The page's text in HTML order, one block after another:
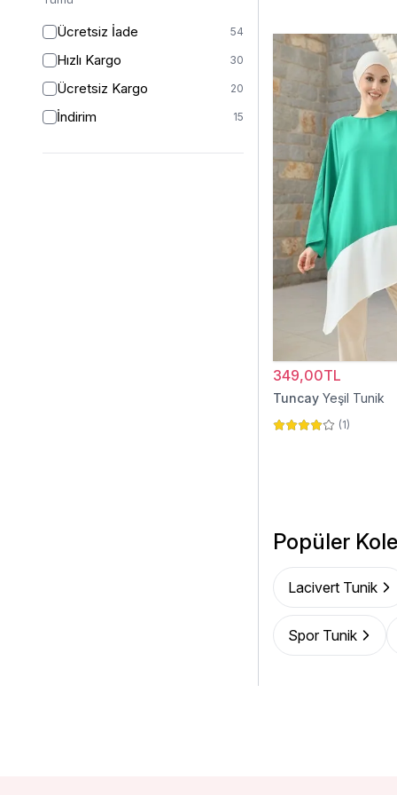
46/48
48
STANDART
Ücretsiz İade 54
Hızlı Kargo 30
Ücretsiz Kargo 20
İndirim 15
349,00TL
Tuncay Yeşil Tunik
(1)
Popüler
Lacivert Tunik
Spor Tunik